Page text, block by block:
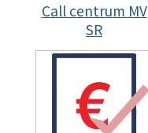
Call centrum MV
SR